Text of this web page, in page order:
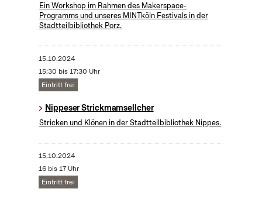
Ein Workshop im Rahmen des Makerspace-
Programms und unseres MINTköln Festivals in der
Stadtteilbibliothek Porz.
15.10.2024
15:30 bis 17:30 Uhr
Eintritt frei
Nippeser Strickmamsellcher
Stricken und Klönen in der Stadtteilbibliothek Nippes.
15.10.2024
16 bis 17 Uhr
Eintritt frei